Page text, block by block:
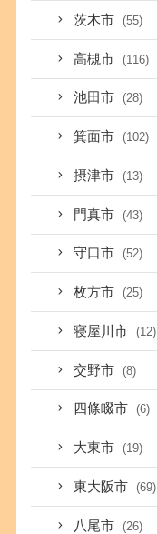
茨木市 (55)
高槻市 (116)
池田市 (28)
箕面市 (102)
摂津市 (13)
門真市 (43)
守口市 (52)
枚方市 (25)
寝屋川市 (12)
交野市 (8)
四條畷市 (6)
大東市 (19)
東大阪市 (69)
八尾市 (26)